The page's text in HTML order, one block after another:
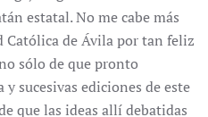
estatal. No me cabe más
de Ávila por tan feliz
sólo de que pronto
sucesivas ediciones de este
que las ideas allí debatidas